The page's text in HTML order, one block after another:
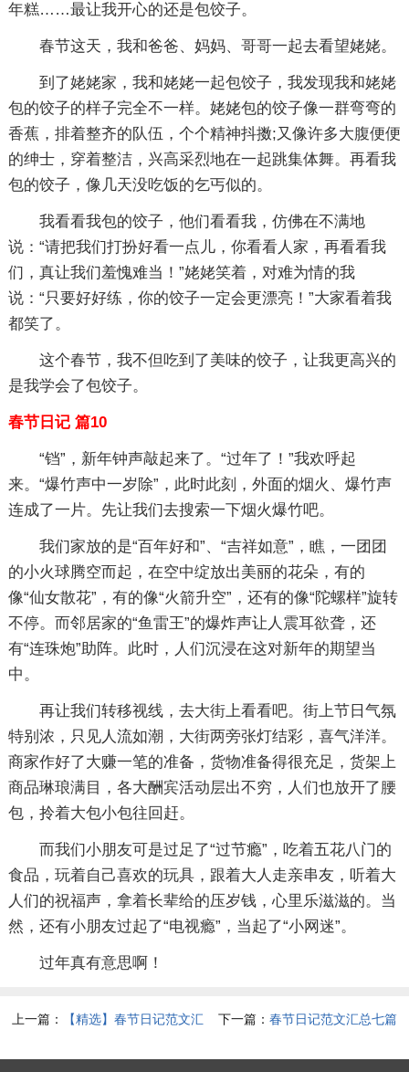
年糕……最让我开心的还是包饺子。
春节这天，我和爸爸、妈妈、哥哥一起去看望姥姥。
到了姥姥家，我和姥姥一起包饺子，我发现我和姥姥
包的饺子的样子完全不一样。姥姥包的饺子像一群弯弯的
香蕉，排着整齐的队伍，个个精神抖擞;又像许多大腹便便
的绅士，穿着整洁，兴高采烈地在一起跳集体舞。再看我
包的饺子，像几天没吃饭的乞丐似的。
我看看我包的饺子，他们看看我，仿佛在不满地
说：“请把我们打扮好看一点儿，你看看人家，再看看我
们，真让我们羞愧难当！”姥姥笑着，对难为情的我
说：“只要好好练，你的饺子一定会更漂亮！”大家看着我
都笑了。
这个春节，我不但吃到了美味的饺子，让我更高兴的
是我学会了包饺子。
春节日记 篇10
“铛”，新年钟声敲起来了。“过年了！”我欢呼起
来。“爆竹声中一岁除”，此时此刻，外面的烟火、爆竹声
连成了一片。先让我们去搜索一下烟火爆竹吧。
我们家放的是“百年好和”、“吉祥如意”，瞧，一团团
的小火球腾空而起，在空中绽放出美丽的花朵，有的
像“仙女散花”，有的像“火箭升空”，还有的像“陀螺样”旋转
不停。而邻居家的“鱼雷王”的爆炸声让人震耳欲聋，还
有“连珠炮”助阵。此时，人们沉浸在这对新年的期望当
中。
再让我们转移视线，去大街上看看吧。街上节日气氛
特别浓，只见人流如潮，大街两旁张灯结彩，喜气洋洋。
商家作好了大赚一笔的准备，货物准备得很充足，货架上
商品琳琅满目，各大酬宾活动层出不穷，人们也放开了腰
包，拎着大包小包往回赶。
而我们小朋友可是过足了“过节瘾”，吃着五花八门的
食品，玩着自己喜欢的玩具，跟着大人走亲串友，听着大
人们的祝福声，拿着长辈给的压岁钱，心里乐滋滋的。当
然，还有小朋友过起了“电视瘾”，当起了“小网迷”。
过年真有意思啊！
上一篇：
【精选】春节日记范文汇
下一篇： 春节日记范文汇总七篇